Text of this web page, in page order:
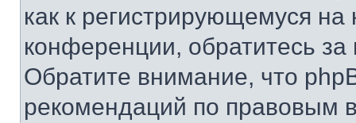
как к регистрирующемуся
конференции, обратитесь
Обратите внимание, что
рекомендаций по правовым